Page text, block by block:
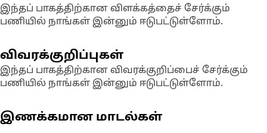
இந்தப் பாகத்திற்கான விளக்கத்தைச் சேர்க்கும்
பணியில் நாங்கள் இன்னும் ஈடுபட்டுள்ளோம்.
விவரக்குறிப்புகள்
இந்தப் பாகத்திற்கான விவரக்குறிப்பைச் சேர்க்கும்
பணியில் நாங்கள் இன்னும் ஈடுபட்டுள்ளோம்.
இணக்கமான மாடல்கள்